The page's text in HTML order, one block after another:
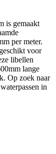
is gemaakt
per meter.
voor
libellen
lange
Op zoek naar
in